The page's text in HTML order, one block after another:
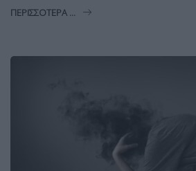
ΠΕΡΙΣΣΌΤΕΡΑ ...